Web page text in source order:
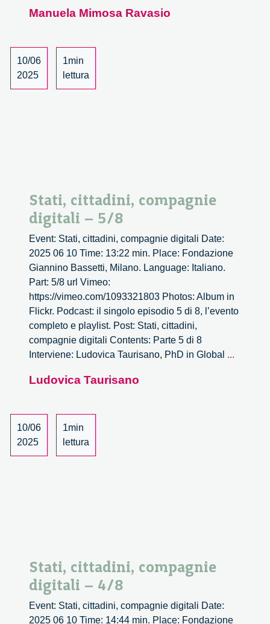
compagnie
–
6/8
Manuela Mimosa Ravasio
10/06
2025
1min
lettura
Stati, cittadini, compagnie
digitali – 5/8
Event: Stati, cittadini, compagnie digitali Date:
2025 06 10 Time: 13:22 min. Place: Fondazione
Giannino Bassetti, Milano. Language: Italiano.
Part: 5/8 url Vimeo:
https://vimeo.com/1093321803 Photos: Album in
Flickr. Podcast: il singolo episodio 5 di 8, l’evento
completo e playlist. Post: Stati, cittadini,
compagnie digitali Contents: Parte 5 di 8
Interviene: Ludovica Taurisano, PhD in Global ...
Ludovica Taurisano
10/06
2025
1min
lettura
Stati, cittadini, compagnie
digitali – 4/8
Event: Stati, cittadini, compagnie digitali Date:
2025 06 10 Time: 14:44 min. Place: Fondazione